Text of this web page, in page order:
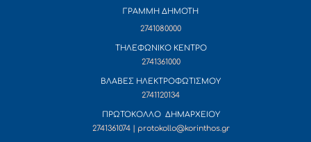
ΓΡΑΜΜΗ ΔΗΜΟΤΗ
2741080000
ΤΗΛΕΦΩΝΙΚΟ ΚΕΝΤΡΟ
2741361000
ΒΛΑΒΕΣ ΗΛΕΚΤΡΟΦΩΤΙΣΜΟΥ
2741120134
ΠΡΩΤΟΚΟΛΛΟ ΔΗΜΑΡΧΕΙΟΥ
2741361074 | protokollo@korinthos.gr